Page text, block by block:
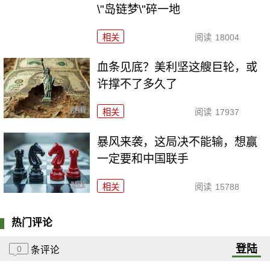
\"岛链梦\"碎一地
相关 阅读 18004
血条见底？美利坚这艘巨轮，或
许撑不了多久了
相关 阅读 17937
暴风来袭，这局决不能输，想赢
一定要和中国联手
相关 阅读 15788
热门评论
0 条评论 登陆